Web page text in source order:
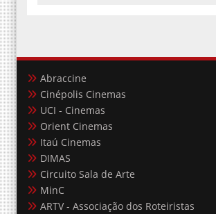
Abraccine
Cinépolis Cinemas
UCI - Cinemas
Orient Cinemas
Itaú Cinemas
DIMAS
Circuito Sala de Arte
MinC
ARTV - Associação dos Roteiristas